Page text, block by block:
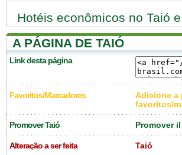
Hotéis econômicos no Taió
A PÁGINA DE TAIÓ
Link desta página
Favoritos/Marcadores
Adicione a
favoritos/
Promover Taió Promover
Alteração a ser feita Taió